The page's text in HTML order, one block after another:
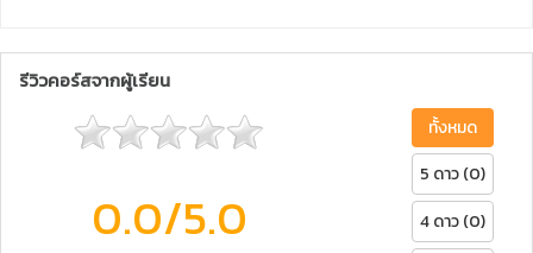
รีวิวคอร์สจากผู้เรียน
0.0/5.0
ทั้งหมด
5 ดาว (0)
4 ดาว (0)